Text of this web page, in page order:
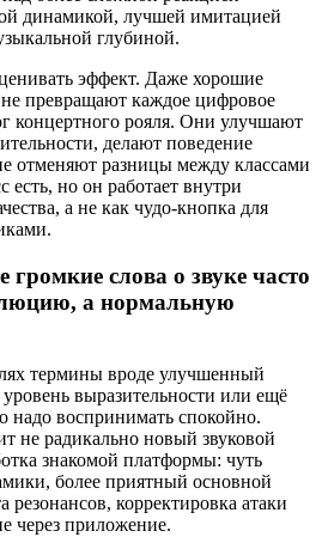
динамикой, лучшей имитацией
глубиной.
эффект. Даже хорошие
превращают каждое цифровое
концертного рояля. Они улучшают
делают поведение
отменяют разницы между классами
есть, но он работает внутри
а не как чудо-кнопка для
громкие слова о звуке часто
а нормальную
термины вроде улучшенный
выразительности или ещё
надо воспринимать спокойно.
не радикально новый звуковой
знакомой платформы: чуть
более приятный основной
резонансов, корректировка атаки
через приложение.